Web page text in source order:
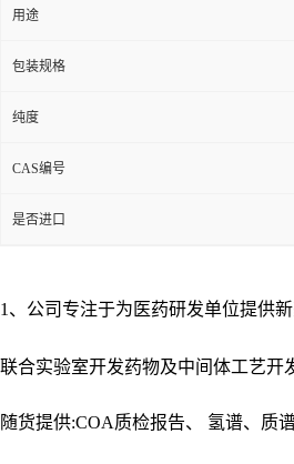
用途
包装规格
纯度
CAS编号
是否进口
1、公司专注于为医药研发单位提供
联合实验室开发药物及中间体工艺开
随货提供:COA质检报告、 氢谱、质